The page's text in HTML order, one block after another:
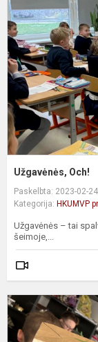
Užgavėnės, Och!
Paskelbta: 2023-02-24
Kategorija: HKUMVP
Užgavėnės – tai
šeimoje,...